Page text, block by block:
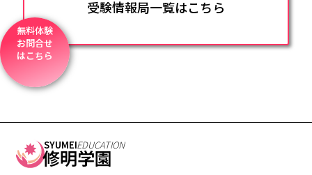
受験情報局一覧はこちら
無料体験
お問合せ
はこちら
SYUMEIEDUCATION
修明学園